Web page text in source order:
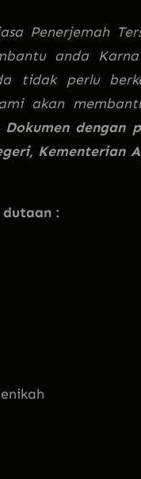
Penerjemah
anda
tidak perlu
akan
Dokumen dengan
Kementerian
: